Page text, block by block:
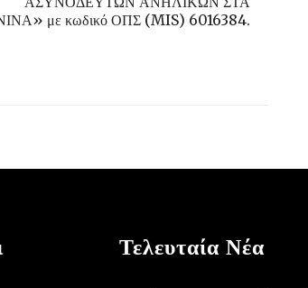
με κωδικό ΟΠΣ (MIS) 6016384.
Τελευταία Νέα